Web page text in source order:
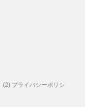
(2) プライバシーポリシ